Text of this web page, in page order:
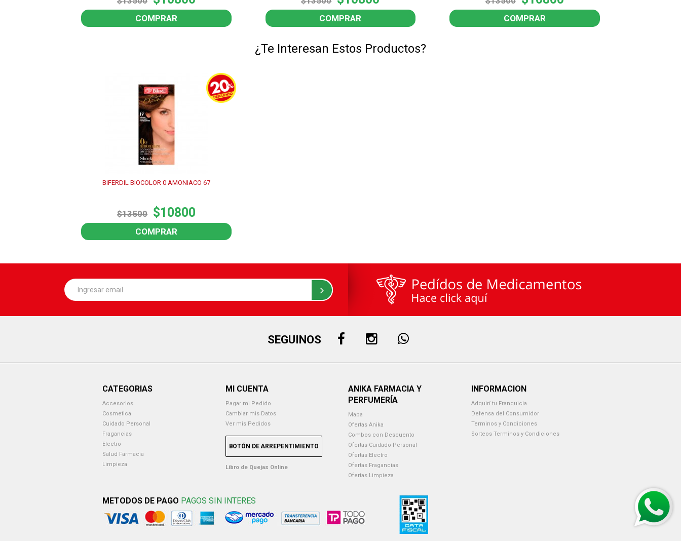
COMPRAR COMPRAR COMPRAR
¿Te Interesan Estos Productos?
BIFERDIL BIOCOLOR 0 AMONIACO 67
$13500 $10800
COMPRAR
SEGUINOS
CATEGORIAS
Accesorios
Cosmetica
Cuidado Personal
Fragancias
Electro
Salud Farmacia
Limpieza
MI CUENTA
Pagar mi Pedido
Cambiar mis Datos
Ver mis Pedidos
BOTÓN DE ARREPENTIMIENTO
Libro de Quejas Online
ANIKA FARMACIA Y
PERFUMERÍA
Mapa
Ofertas Anika
Combos con Descuento
Ofertas Cuidado Personal
Ofertas Electro
Ofertas Fragancias
Ofertas Limpieza
INFORMACION
Adquirí tu Franquicia
Defensa del Consumidor
Terminos y Condiciones
Sorteos Terminos y Condiciones
METODOS DE PAGO PAGOS SIN INTERES